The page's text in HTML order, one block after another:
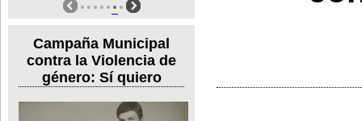
Campaña Municipal
contra la Violencia de
género: Sí quiero